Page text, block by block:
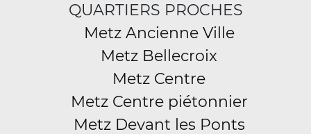
QUARTIERS PROCHES
Metz Ancienne Ville
Metz Bellecroix
Metz Centre
Metz Centre piétonnier
Metz Devant les Ponts